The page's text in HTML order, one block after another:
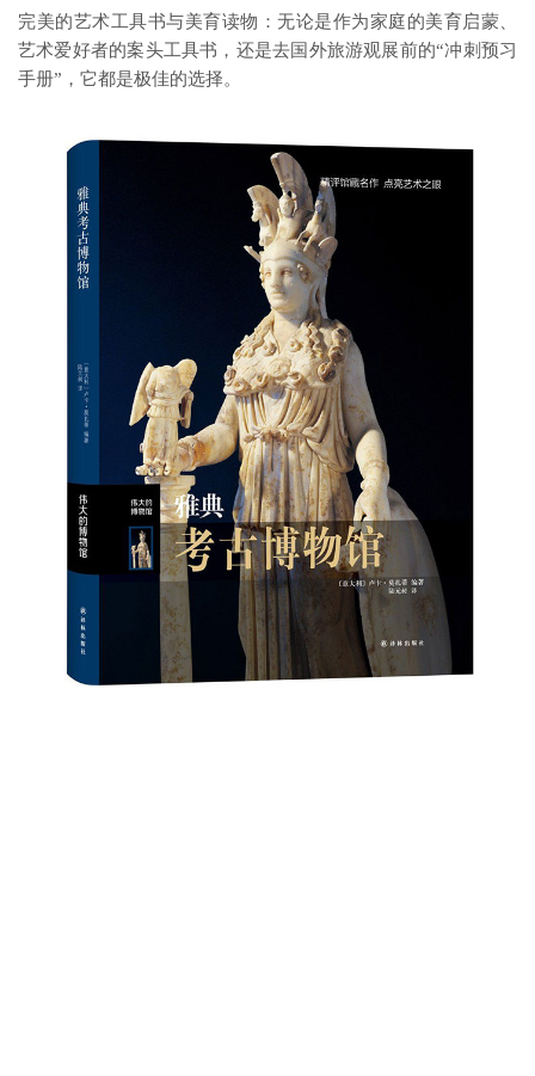
完美的艺术工具书与美育读物：无论是作为家庭的美育启蒙、
艺术爱好者的案头工具书，还是去国外旅游观展前的“冲刺预习
手册”，它都是极佳的选择。